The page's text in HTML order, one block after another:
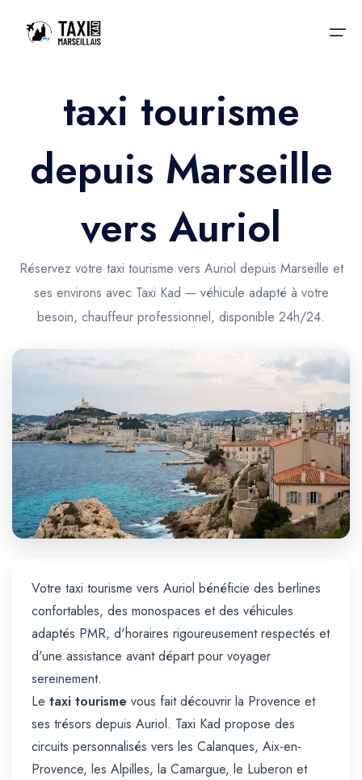
Accueil
Nos services
Nos services
Trajet Gare SNCF
Trajet Port croisière
Trajet Séminaire
Trajet Santé
Trajet Longue Distance
Taxis aéroport
Réservation
Actualités & évènements
Contactez-nous
taxi tourisme
depuis Marseille
vers Auriol
Réservez votre taxi tourisme vers Auriol depuis Marseille et
ses environs avec Taxi Kad — véhicule adapté à votre
besoin, chauffeur professionnel, disponible 24h/24.
Votre taxi tourisme vers Auriol bénéficie des berlines
confortables, des monospaces et des véhicules
adaptés PMR, d'horaires rigoureusement respectés et
d'une assistance avant départ pour voyager
sereinement.
Le taxi tourisme vous fait découvrir la Provence et
ses trésors depuis Auriol. Taxi Kad propose des
circuits personnalisés vers les Calanques, Aix-en-
Provence, les Alpilles, la Camargue, le Luberon et